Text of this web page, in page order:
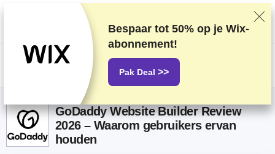
We rangschikken providers op basis van grondige tests en onderzoek,
maar houden ook rekening met feedback van onze lezers en onze
commerciële overeenkomsten met providers. Deze pagina bevat
Openbaarmaking van advertenties
GoDaddy Website Builder Review
2026 – Waarom gebruikers ervan
houden
Bespaar tot 50% op je Wix-
abonnement!
Pak Deal >>